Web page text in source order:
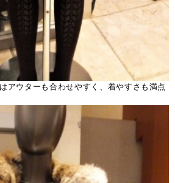
アウターも合わせやすく、着やすさも満点